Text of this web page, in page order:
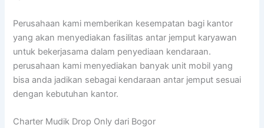
Perusahaan kami memberikan kesempatan bagi kantor
yang akan menyediakan fasilitas antar jemput karyawan
untuk bekerjasama dalam penyediaan kendaraan.
perusahaan kami menyediakan banyak unit mobil yang
bisa anda jadikan sebagai kendaraan antar jemput sesuai
dengan kebutuhan kantor.
Charter Mudik Drop Only dari Bogor